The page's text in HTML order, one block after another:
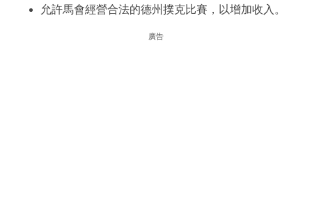
允許馬會經營合法的德州撲克比賽，以增加收入。
廣告